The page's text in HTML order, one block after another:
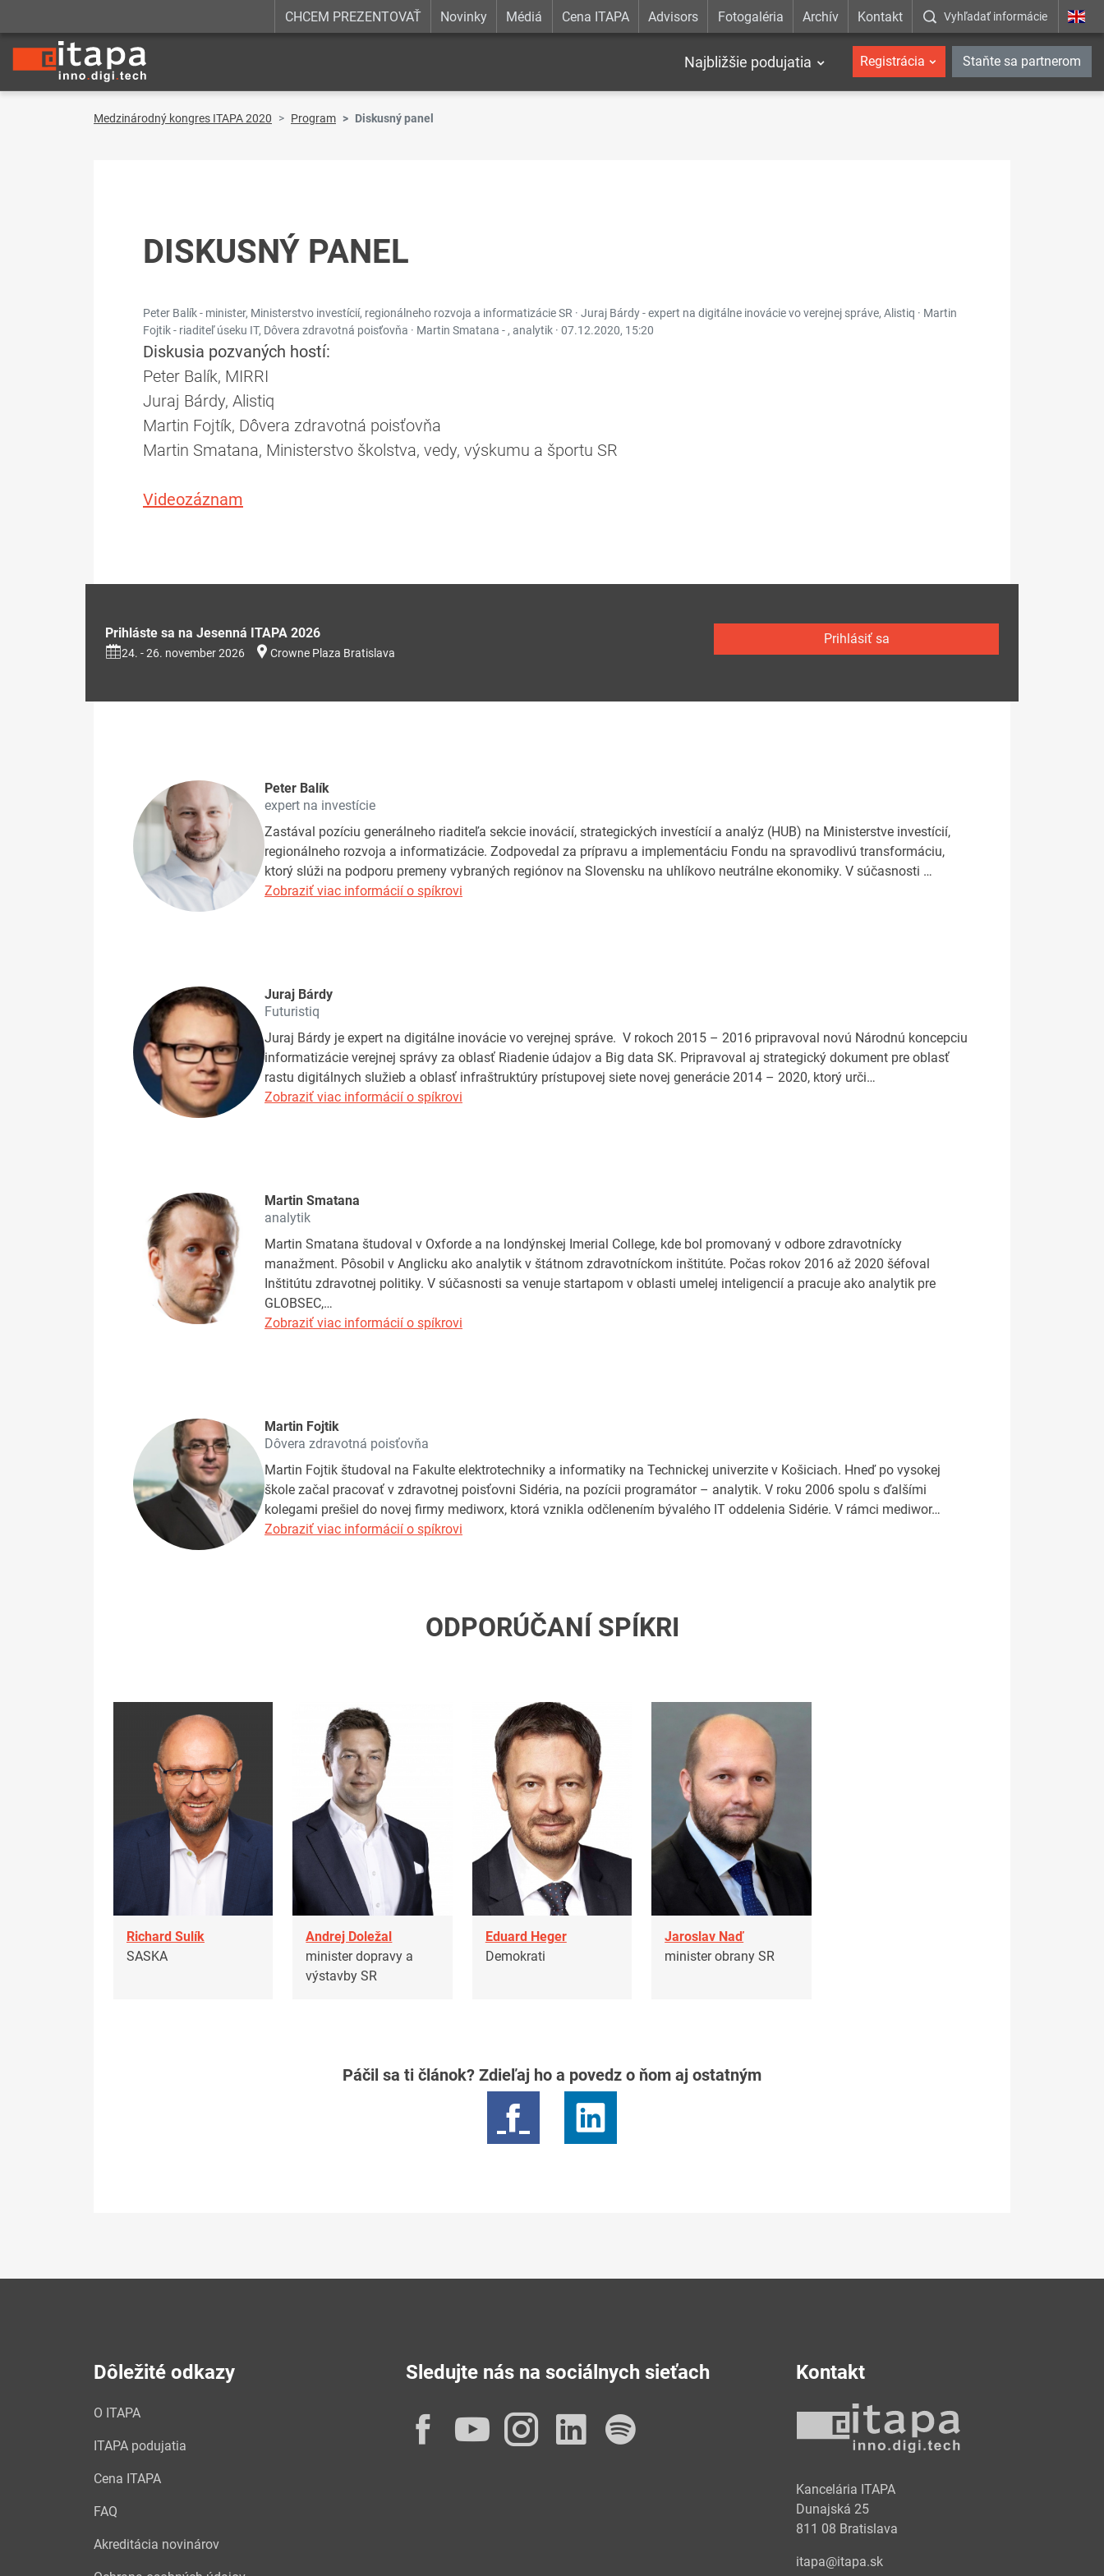
CHCEM PREZENTOVAŤ Novinky Médiá Cena ITAPA Advisors Fotogaléria Archív Kontakt Vyhľadať informácie
Najbližšie podujatia Registrácia Staňte sa partnerom
Medzinárodný kongres ITAPA 2020 Program Diskusný panel
DISKUSNÝ PANEL
Peter Balík - minister, Ministerstvo investícií, regionálneho rozvoja a informatizácie SR · Juraj Bárdy - expert na digitálne inovácie vo verejnej správe, Alistiq · Martin
Fojtik - riaditeľ úseku IT, Dôvera zdravotná poisťovňa · Martin Smatana - , analytik · 07.12.2020, 15:20
Diskusia pozvaných hostí:
Peter Balík, MIRRI
Juraj Bárdy, Alistiq
Martin Fojtík, Dôvera zdravotná poisťovňa
Martin Smatana, Ministerstvo školstva, vedy, výskumu a športu SR
Videozáznam
Prihláste sa na Jesenná ITAPA 2026
24. - 26. november 2026 Crowne Plaza Bratislava
Prihlásiť sa
Peter Balík
expert na investície
Zastával pozíciu generálneho riaditeľa sekcie inovácií, strategických investícií a analýz (HUB) na Ministerstve investícií,
regionálneho rozvoja a informatizácie. Zodpovedal za prípravu a implementáciu Fondu na spravodlivú transformáciu,
ktorý slúži na podporu premeny vybraných regiónov na Slovensku na uhlíkovo neutrálne ekonomiky. V súčasnosti …
Zobraziť viac informácií o spíkrovi
Juraj Bárdy
Futuristiq
Juraj Bárdy je expert na digitálne inovácie vo verejnej správe. V rokoch 2015 – 2016 pripravoval novú Národnú koncepciu
informatizácie verejnej správy za oblasť Riadenie údajov a Big data SK. Pripravoval aj strategický dokument pre oblasť
rastu digitálnych služieb a oblasť infraštruktúry prístupovej siete novej generácie 2014 – 2020, ktorý urči…
Zobraziť viac informácií o spíkrovi
Martin Smatana
analytik
Martin Smatana študoval v Oxforde a na londýnskej Imerial College, kde bol promovaný v odbore zdravotnícky
manažment. Pôsobil v Anglicku ako analytik v štátnom zdravotníckom inštitúte. Počas rokov 2016 až 2020 šéfoval
Inštitútu zdravotnej politiky. V súčasnosti sa venuje startapom v oblasti umelej inteligencií a pracuje ako analytik pre
GLOBSEC,…
Zobraziť viac informácií o spíkrovi
Martin Fojtik
Dôvera zdravotná poisťovňa
Martin Fojtik študoval na Fakulte elektrotechniky a informatiky na Technickej univerzite v Košiciach. Hneď po vysokej
škole začal pracovať v zdravotnej poisťovni Sidéria, na pozícii programátor – analytik. V roku 2006 spolu s ďalšími
kolegami prešiel do novej firmy mediworx, ktorá vznikla odčlenením bývalého IT oddelenia Sidérie. V rámci mediwor…
Zobraziť viac informácií o spíkrovi
ODPORÚČANÍ SPÍKRI
Richard Sulík
SASKA
Andrej Doležal
minister dopravy a
výstavby SR
Eduard Heger
Demokrati
Jaroslav Naď
minister obrany SR
Páčil sa ti článok? Zdieľaj ho a povedz o ňom aj ostatným
Dôležité odkazy
O ITAPA
ITAPA podujatia
Cena ITAPA
FAQ
Akreditácia novinárov
Sledujte nás na sociálnych sieťach
Facebook
YouTube
Instagram
LinkedIn
Kontakt
Kancelária ITAPA
Dunajská 25
811 08 Bratislava
itapa@itapa.sk